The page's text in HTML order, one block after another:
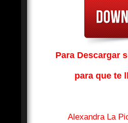
Para Descargar
para que te
Alexandra La